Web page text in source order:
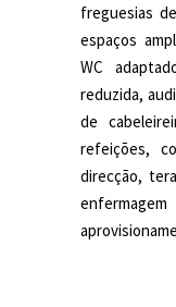
freguesias
espaços
WC
reduzida,
de
refeições,
direcção,